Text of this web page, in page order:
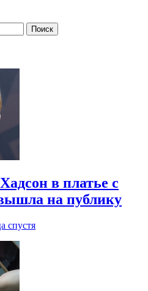
в платье с
на публику
спустя